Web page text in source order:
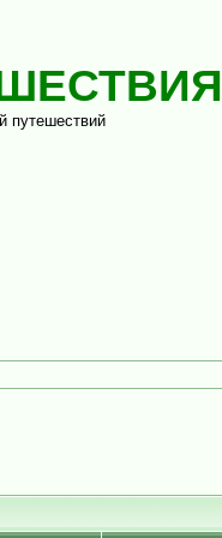
путешествий